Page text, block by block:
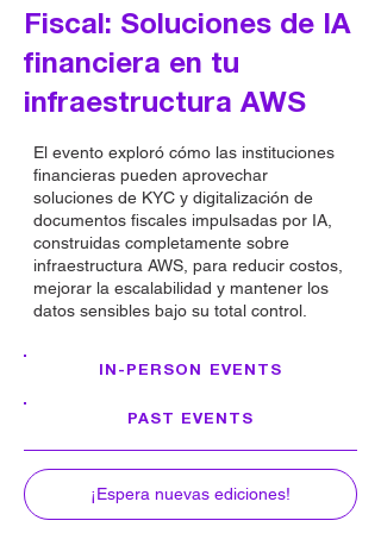
Fiscal: Soluciones de IA
financiera en tu
infraestructura AWS
El evento exploró cómo las instituciones
financieras pueden aprovechar
soluciones de KYC y digitalización de
documentos fiscales impulsadas por IA,
construidas completamente sobre
infraestructura AWS, para reducir costos,
mejorar la escalabilidad y mantener los
datos sensibles bajo su total control.
IN-PERSON EVENTS
PAST EVENTS
¡Espera nuevas ediciones!